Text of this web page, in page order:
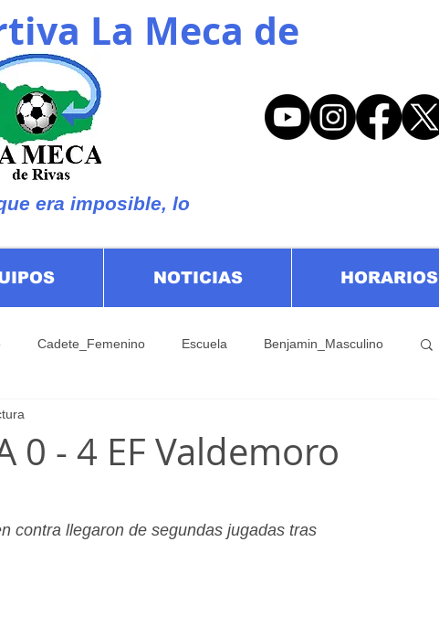
La Meca de
era imposible, lo
NOTICIAS HORARIOS
Cadete_Femenino Escuela Benjamin_Masculino
0 - 4 EF Valdemoro
contra llegaron de segundas jugadas tras